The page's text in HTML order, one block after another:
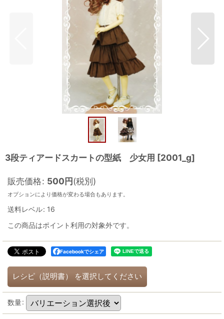
3段ティアードスカートの型紙 少女用 [2001_g]
販売価格: 500円(税別)
オプションにより価格が変わる場合もあります。
送料レベル: 16
この商品はポイント利用の対象外です。
Facebookでシェア
レシピ（説明書） を選択してください
数量: